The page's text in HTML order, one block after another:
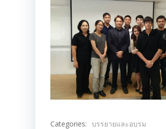
Categories: บรรยายและอบรม